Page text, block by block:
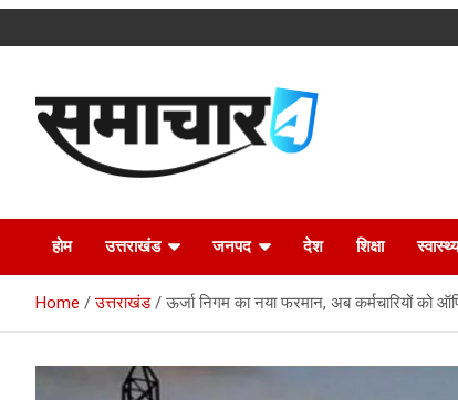
to
Samachar4u
होम उत्तराखंड जनपद देश शिक्षा स्वास्थ्य
Home उत्तराखंड ऊर्जा निगम का नया फरमान, अब कर्मचारियों को